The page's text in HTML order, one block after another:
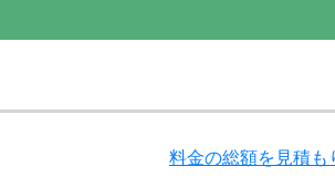
料金の総額を見積も